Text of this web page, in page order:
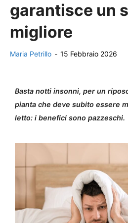
garantisce un
migliore
Maria Petrillo - 15 Febbraio 2026
Basta notti insonni, per un
pianta che deve subito essere
letto: i benefici sono pazzeschi.